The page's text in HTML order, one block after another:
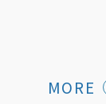
MORE